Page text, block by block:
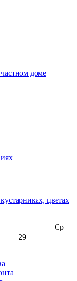
доме
цветах
Ср
29